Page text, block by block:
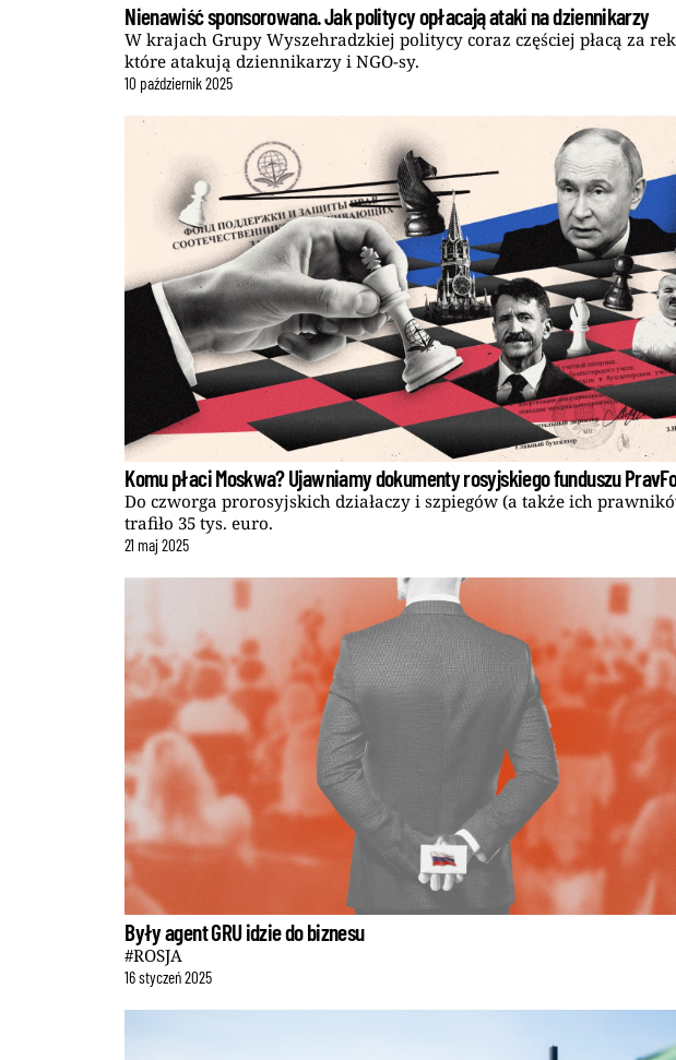
Nienawiść sponsorowana. Jak politycy opłacają ataki na dziennikarzy
W krajach Grupy Wyszehradzkiej politycy coraz częściej płacą za
które atakują dziennikarzy i NGO-sy.
10 październik2025
Komu płaci Moskwa? Ujawniamy dokumenty rosyjskiego funduszu
Do czworga prorosyjskich działaczy i szpiegów (a także ich
trafiło 35 tys. euro.
21 maj2025
Były agent GRU idzie do biznesu
#ROSJA
16styczeń2025